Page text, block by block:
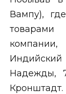
Вампу),
товарами
Надежды,
Кронштадт.